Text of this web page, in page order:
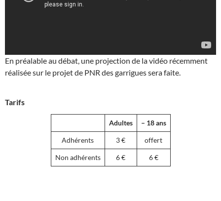
En préalable au débat, une projection de la vidéo récemment
réalisée sur le projet de PNR des garrigues sera faite.
Tarifs
Adultes – 18 ans
Adhérents 3 € offert
Non adhérents 6 € 6 €